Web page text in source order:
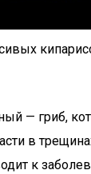
— гриб,
в
к